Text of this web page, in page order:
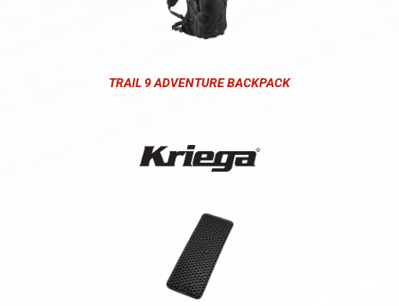
TRAIL 9 ADVENTURE BACKPACK